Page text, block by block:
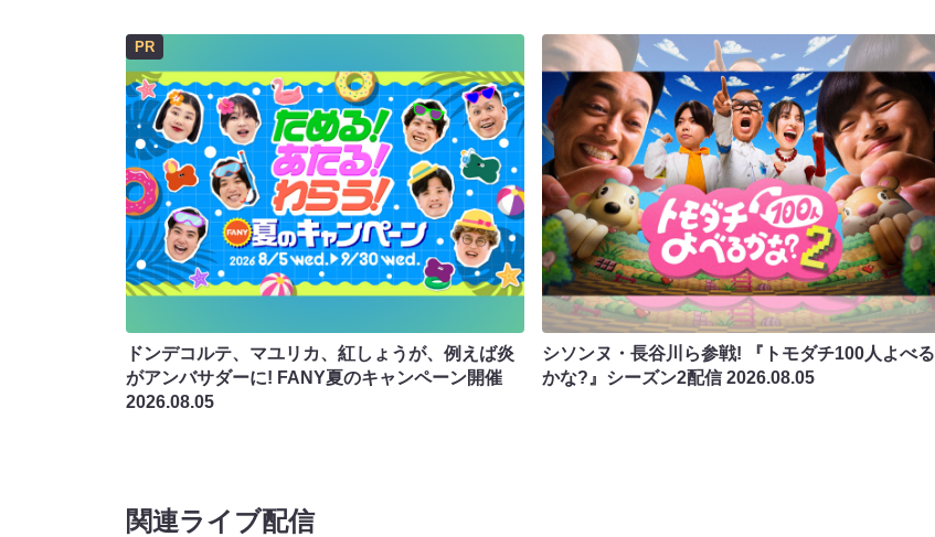
PR
ドンデコルテ、マユリカ、紅しょうが、例えば炎
がアンバサダーに! FANY夏のキャンペーン開催
2026.08.05
シソンヌ・長谷川ら参戦! 『トモダチ100人よべる
かな?』シーズン2配信2026.08.05
関連ライブ配信